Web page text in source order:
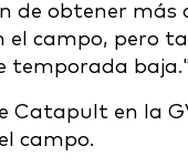
de obtener
el campo, pero
temporada
Catapult en la
campo.